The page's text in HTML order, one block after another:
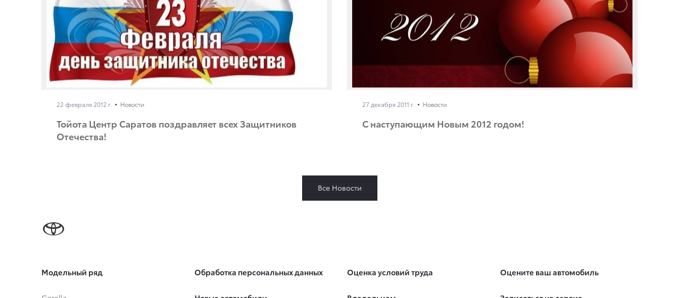
22 февраля 2012 г. Новости
Тойота Центр Саратов поздравляет всех Защитников
Отечества!
27 декабря 2011 г. Новости
С наступающим Новым 2012 годом!
Все Новости
Модельный ряд Обработка персональных данных Оценка условий труда Оцените ваш автомобиль